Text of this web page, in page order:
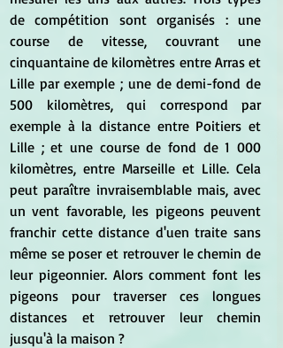
de compétition sont organisés : une
course de vitesse, couvrant une
cinquantaine de kilomètres entre Arras et
Lille par exemple ; une de demi-fond de
500 kilomètres, qui correspond par
exemple à la distance entre Poitiers et
Lille ; et une course de fond de 1 000
kilomètres, entre Marseille et Lille. Cela
peut paraître invraisemblable mais, avec
un vent favorable, les pigeons peuvent
franchir cette distance d'uen traite sans
même se poser et retrouver le chemin de
leur pigeonnier. Alors comment font les
pigeons pour traverser ces longues
distances et retrouver leur chemin
jusqu'à la maison ?